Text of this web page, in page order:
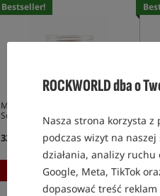
ROCKWORLD dba o
Nasza strona korzysta
podczas wizyt na
działania, analizy
Google, Meta, TikTok
dopasować treść
Bestseller!
MassiveBaits HookerZ - Bolsena
Squid
32,90
KUP